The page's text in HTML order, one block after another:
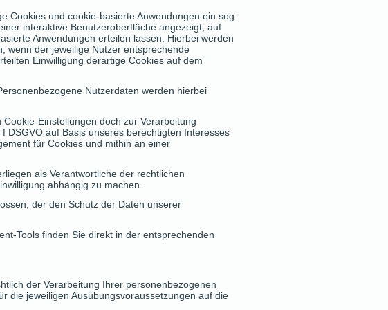
Cookies und cookie-basierte Anwendungen ein sog.
interaktive Benutzeroberfläche angezeigt, auf
Anwendungen erteilen lassen. Hierbei werden
wenn der jeweilige Nutzer entsprechende
Einwilligung derartige Cookies auf dem
Nutzerdaten werden hierbei
Einstellungen doch zur Verarbeitung
DSGVO auf Basis unseres berechtigten Interesses
für Cookies und mithin an einer
als Verantwortliche der rechtlichen
abhängig zu machen.
der den Schutz der Daten unserer
Tools finden Sie direkt in der entsprechenden
der Verarbeitung Ihrer personenbezogenen
die jeweiligen Ausübungsvoraussetzungen auf die